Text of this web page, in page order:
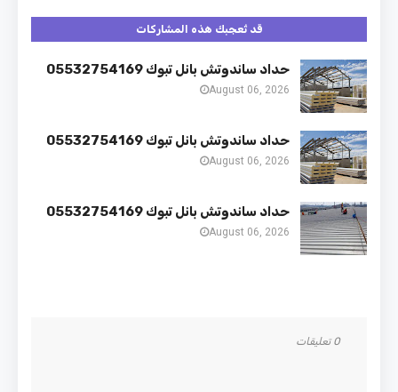
قد تُعجبك هذه المشاركات
حداد ساندوتش بانل تبوك 05532754169
August 06, 2026
حداد ساندوتش بانل تبوك 05532754169
August 06, 2026
حداد ساندوتش بانل تبوك 05532754169
August 06, 2026
0 تعليقات